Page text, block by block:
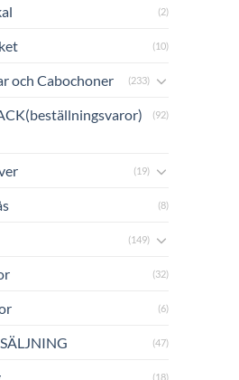
(2)
(10)
och Cabochoner (233)
(92)
(19)
(8)
(149)
(32)
(6)
(47)
(18)